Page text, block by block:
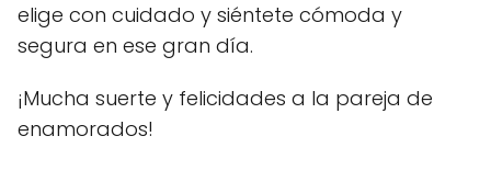
elige con cuidado y siéntete cómoda y
segura en ese gran día.
¡Mucha suerte y felicidades a la pareja de
enamorados!